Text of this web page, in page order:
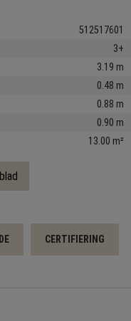
512517601
3+
3.19 m
0.48 m
0.88 m
0.90 m
13.00 m²
CERTIFIERING